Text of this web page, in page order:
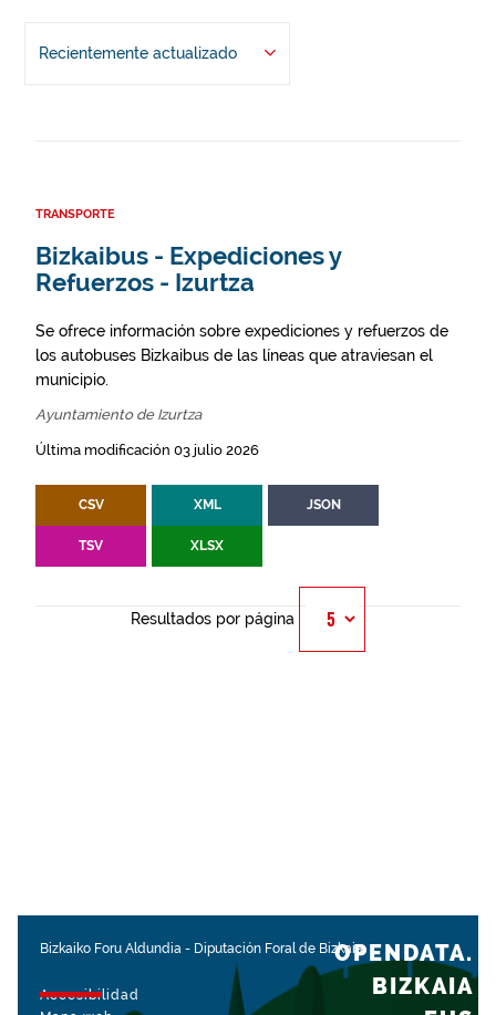
Recientemente actualizado
TRANSPORTE
Bizkaibus - Expediciones y
Refuerzos - Izurtza
Se ofrece información sobre expediciones y refuerzos de
los autobuses Bizkaibus de las líneas que atraviesan el
municipio.
Ayuntamiento de Izurtza
Última modificación 03 julio 2026
CSV XML JSON
TSV XLSX
Resultados por página
Bizkaiko Foru Aldundia - Diputación Foral de Bizkaia
Accesibilidad
OPENDATA.
BIZKAIA